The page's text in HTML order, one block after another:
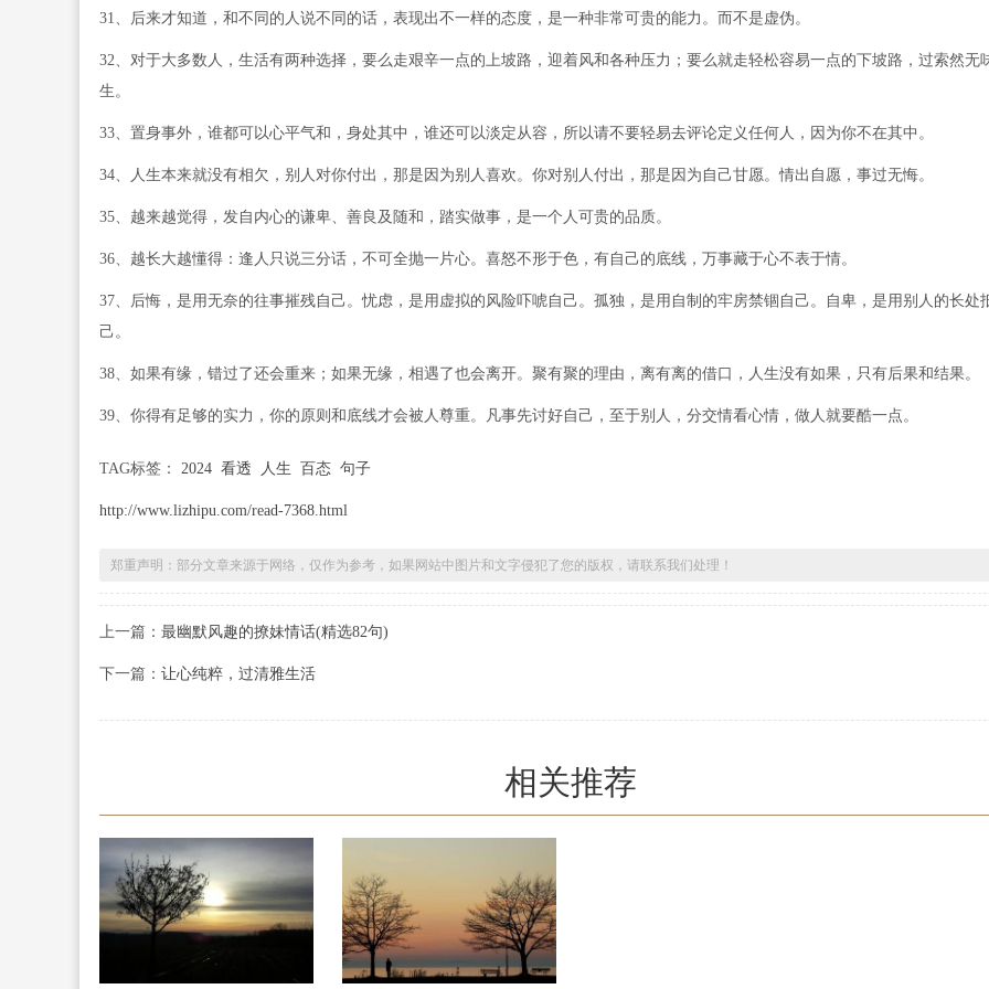
31、后来才知道，和不同的人说不同的话，表现出不一样的态度，是一种非常可贵的能力。而不是虚伪。
32、对于大多数人，生活有两种选择，要么走艰辛一点的上坡路，迎着风和各种压力；要么就走轻松容易一点的下坡路，过索然无
生。
33、置身事外，谁都可以心平气和，身处其中，谁还可以淡定从容，所以请不要轻易去评论定义任何人，因为你不在其中。
34、人生本来就没有相欠，别人对你付出，那是因为别人喜欢。你对别人付出，那是因为自己甘愿。情出自愿，事过无悔。
35、越来越觉得，发自内心的谦卑、善良及随和，踏实做事，是一个人可贵的品质。
36、越长大越懂得：逢人只说三分话，不可全抛一片心。喜怒不形于色，有自己的底线，万事藏于心不表于情。
37、后悔，是用无奈的往事摧残自己。忧虑，是用虚拟的风险吓唬自己。孤独，是用自制的牢房禁锢自己。自卑，是用别人的长处
己。
38、如果有缘，错过了还会重来；如果无缘，相遇了也会离开。聚有聚的理由，离有离的借口，人生没有如果，只有后果和结果。
39、你得有足够的实力，你的原则和底线才会被人尊重。凡事先讨好自己，至于别人，分交情看心情，做人就要酷一点。
TAG标签： 2024 看透 人生 百态 句子
http://www.lizhipu.com/read-7368.html
郑重声明：部分文章来源于网络，仅作为参考，如果网站中图片和文字侵犯了您的版权，请联系我们处理！
上一篇： 最幽默风趣的撩妹情话(精选82句)
下一篇： 让心纯粹，过清雅生活
相关推荐